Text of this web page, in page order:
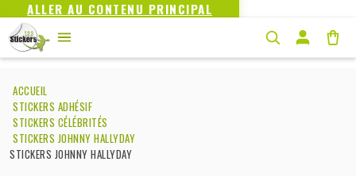
ALLER AU CONTENU PRINCIPAL
ACCUEIL
STICKERS ADHÉSIF
STICKERS CÉLÉBRITÉS
STICKERS JOHNNY HALLYDAY
STICKERS JOHNNY HALLYDAY